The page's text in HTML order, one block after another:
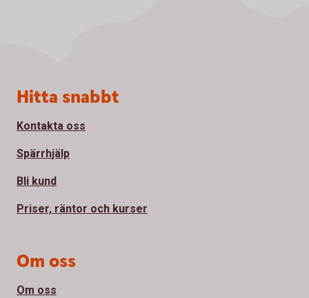
Sidfot
Hitta snabbt
Kontakta oss
Spärrhjälp
Bli kund
Priser, räntor och kurser
Om oss
Om oss